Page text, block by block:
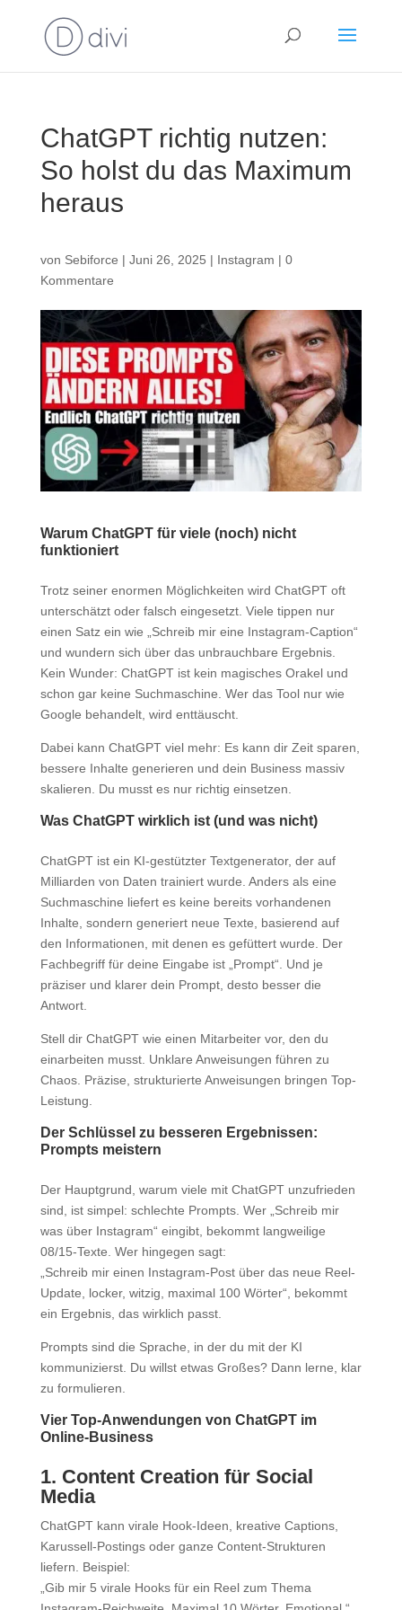
ChatGPT richtig nutzen:
So holst du das Maximum
heraus
von Sebiforce | Juni 26, 2025 | Instagram | 0
Kommentare
Warum ChatGPT für viele (noch) nicht
funktioniert
Trotz seiner enormen Möglichkeiten wird ChatGPT oft
unterschätzt oder falsch eingesetzt. Viele tippen nur
einen Satz ein wie „Schreib mir eine Instagram-Caption“
und wundern sich über das unbrauchbare Ergebnis.
Kein Wunder: ChatGPT ist kein magisches Orakel und
schon gar keine Suchmaschine. Wer das Tool nur wie
Google behandelt, wird enttäuscht.
Dabei kann ChatGPT viel mehr: Es kann dir Zeit sparen,
bessere Inhalte generieren und dein Business massiv
skalieren. Du musst es nur richtig einsetzen.
Was ChatGPT wirklich ist (und was nicht)
ChatGPT ist ein KI-gestützter Textgenerator, der auf
Milliarden von Daten trainiert wurde. Anders als eine
Suchmaschine liefert es keine bereits vorhandenen
Inhalte, sondern generiert neue Texte, basierend auf
den Informationen, mit denen es gefüttert wurde. Der
Fachbegriff für deine Eingabe ist „Prompt“. Und je
präziser und klarer dein Prompt, desto besser die
Antwort.
Stell dir ChatGPT wie einen Mitarbeiter vor, den du
einarbeiten musst. Unklare Anweisungen führen zu
Chaos. Präzise, strukturierte Anweisungen bringen Top-
Leistung.
Der Schlüssel zu besseren Ergebnissen:
Prompts meistern
Der Hauptgrund, warum viele mit ChatGPT unzufrieden
sind, ist simpel: schlechte Prompts. Wer „Schreib mir
was über Instagram“ eingibt, bekommt langweilige
08/15-Texte. Wer hingegen sagt:
„Schreib mir einen Instagram-Post über das neue Reel-
Update, locker, witzig, maximal 100 Wörter“, bekommt
ein Ergebnis, das wirklich passt.
Prompts sind die Sprache, in der du mit der KI
kommunizierst. Du willst etwas Großes? Dann lerne, klar
zu formulieren.
Vier Top-Anwendungen von ChatGPT im
Online-Business
1. Content Creation für Social
Media
ChatGPT kann virale Hook-Ideen, kreative Captions,
Karussell-Postings oder ganze Content-Strukturen
liefern. Beispiel:
„Gib mir 5 virale Hooks für ein Reel zum Thema